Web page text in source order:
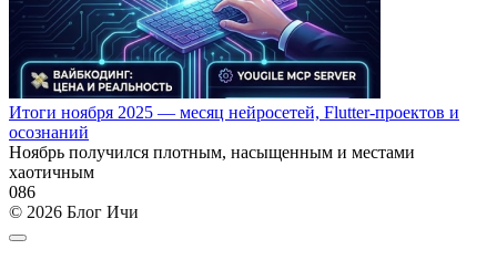
Итоги ноября 2025 — месяц нейросетей, Flutter-проектов и
осознаний
Ноябрь получился плотным, насыщенным и местами
хаотичным
086
© 2026 Блог Ичи